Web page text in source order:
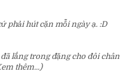
phải hút cặn mỗi ngày ạ. :D
lắng trong đặng cho đôi chân
thêm...)